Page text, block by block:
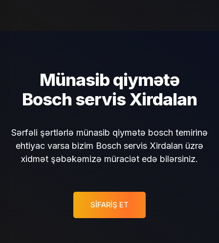
Münasib qiymətə
Bosch servis Xirdalan
Sərfəli şərtlərlə münasib qiymətə bosch temirinə
ehtiyac varsa bizim Bosch servis Xirdalan üzrə
xidmət şəbəkəmizə müraciət edə bilərsiniz.
SIFARIŞ ET